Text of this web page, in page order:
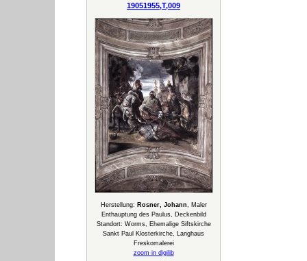
19051955,T,009
Herstellung: Rosner, Johann, Maler
Enthauptung des Paulus, Deckenbild
Standort: Worms, Ehemalige Siftskirche
Sankt Paul Klosterkirche, Langhaus
Freskomalerei
zoom in digilib